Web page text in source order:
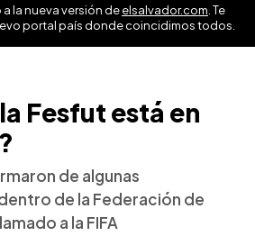
la nueva versión deelsalvador.com . Te
portal país donde coincidimos todos.
Fesfut está en
de algunas
de la Federación de
a la FIFA